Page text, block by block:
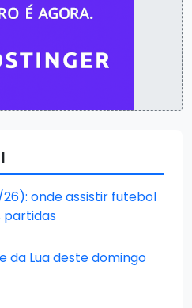
onde assistir futebol
partidas
da Lua deste domingo